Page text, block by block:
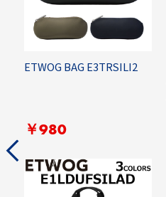
ETWOG BAG E3TRSILI2
￥980